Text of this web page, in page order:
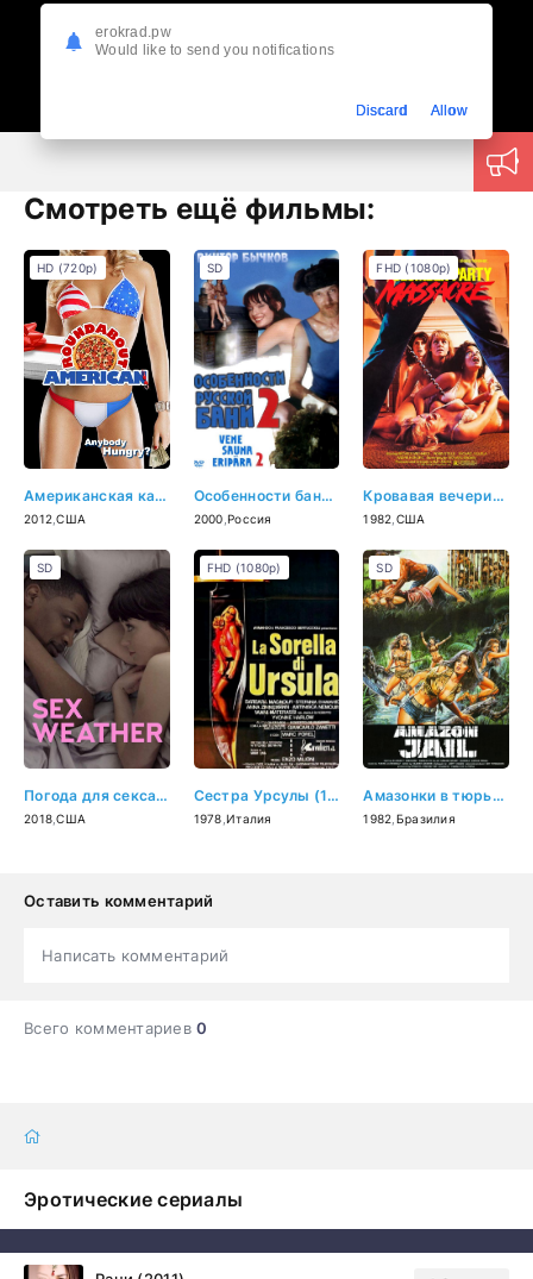
Смотреть ещё фильмы:
Американская карусель (2012)
2012 ,США
HD (720p)
Особенности банной политики, или Баня 2 (2000)
2000 ,Россия
SD
Кровавая вечеринка (1982)
1982 США
FHD (1080p)
Погода для секса (2018)
2018 ,США
SD
Сестра Урсулы (1978)
1978 ,Италия
FHD (1080p)
Амазонки в тюрьме (1982)
1982 Бразилия
SD
Оставить комментарий
Написать комментарий
Всего комментариев0
Эротические сериалы
erokrad.pw
Would like to send you notifications
Discard Allow